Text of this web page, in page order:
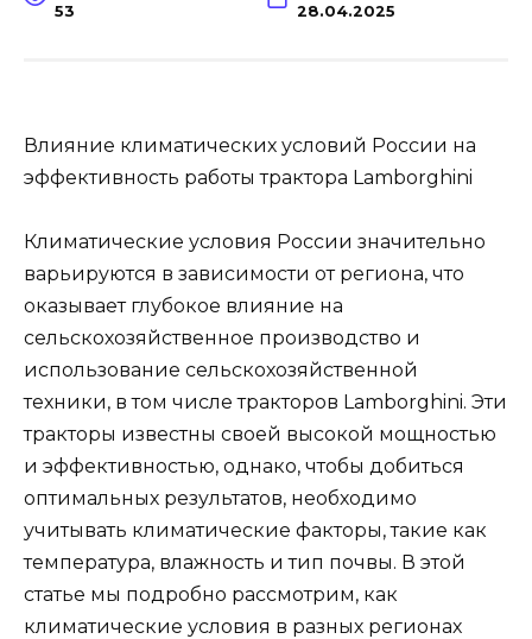
53 28.04.2025
Влияние климатических условий России на
эффективность работы трактора Lamborghini
Климатические условия России значительно
варьируются в зависимости от региона, что
оказывает глубокое влияние на
сельскохозяйственное производство и
использование сельскохозяйственной
техники, в том числе тракторов Lamborghini. Эти
тракторы известны своей высокой мощностью
и эффективностью, однако, чтобы добиться
оптимальных результатов, необходимо
учитывать климатические факторы, такие как
температура, влажность и тип почвы. В этой
статье мы подробно рассмотрим, как
климатические условия в разных регионах